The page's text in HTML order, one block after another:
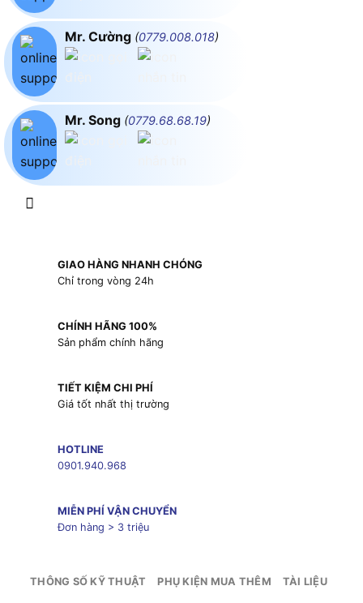
Mr. Cường (0779.008.018)
Mr. Song (0779.68.68.19)
GIAO HÀNG NHANH CHÓNG
Chỉ trong vòng 24h
CHÍNH HÃNG 100%
Sản phẩm chính hãng
TIẾT KIỆM CHI PHÍ
Giá tốt nhất thị trường
HOTLINE
0901.940.968
MIỄN PHÍ VẬN CHUYỂN
Đơn hàng > 3 triệu
THÔNG SỐ KỸ THUẬT PHỤ KIỆN MUA THÊM TÀI LIỆU